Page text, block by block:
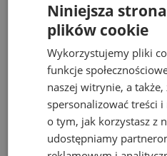
KFA ANDRA bateria
chrom
Baterie kuchenne stojące
257,45 zł396,38 zł
Niniejsza
plików cookie
Wykorzystujemy pliki
funkcje
naszej witrynie, a także,
spersonalizować treści
o tym, jak korzystasz z
udostępniamy